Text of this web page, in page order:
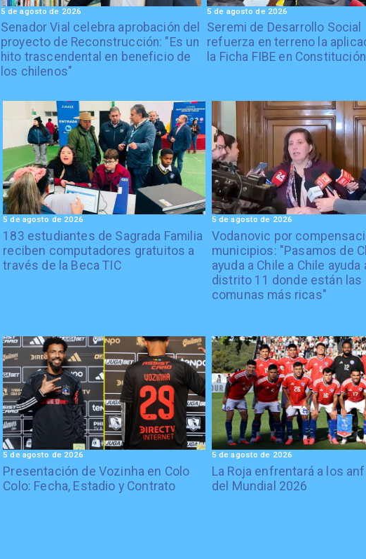
Senador Vial celebra aprobación del
proyecto de Reconstrucción: "Es un
hito trascendental en beneficio de
los chilenos"
5 de agosto de 2026
Seremi de Desarrollo Social
refuerza en terreno la
la Ficha FIBE en Constitución
5 de agosto de 2026
183 estudiantes de Sagrada Familia
reciben computadores gratuitos a
través de la Beca TIC
5 de agosto de 2026
Vodanovic por
municipios: "Pasamos de
ayuda a Chile a Chile ayuda
distrito 11 donde están las
comunas más ricas"
5 de agosto de 2026
Presentación de Vozinha en Colo
Colo: Fecha, Estadio y Contrato
5 de agosto de 2026
La Roja enfrentará a los
del Mundial 2026
5 de agosto de 2026